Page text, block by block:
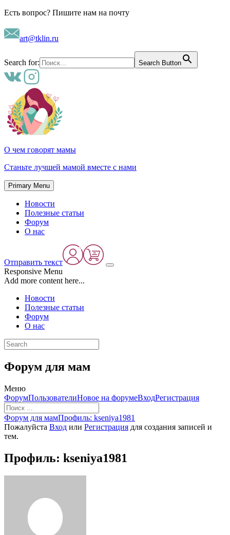
Skip
content
Есть вопрос? Пишите нам на почту
art@tklin.ru
Search for: Search Button
О чем говорят мамы
Станьте лучшей мамой вместе с нами
Primary Menu
Новости
Полезные статьи
Форум
О нас
Отправить текст
Responsive Menu
Add more content here...
Новости
Полезные статьи
Форум
О нас
Форум для мам
Меню
Навигация
Форума
ФорумПользователиНовое на форумеВходРегистрация
Форум
breadcrumbs
-
здесь:
Форум для мамПрофиль: kseniya1981
Пожалуйста Вход или Регистрация для создания записей и
тем.
Профиль: kseniya1981